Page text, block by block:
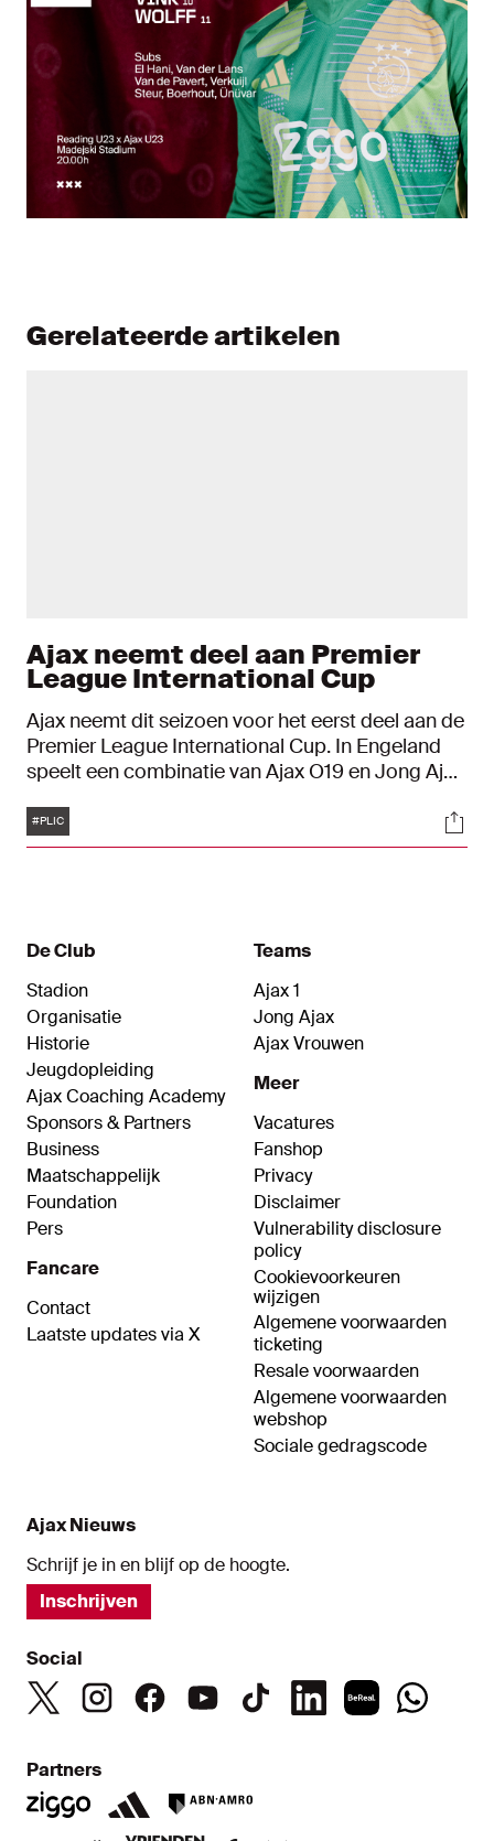
Gerelateerde artikelen
Ajax neemt deel aan Premier
League International Cup
Ajax neemt dit seizoen voor het eerst deel aan de
Premier League International Cup. In Engeland
speelt een combinatie van Ajax O19 en Jong Ajax
Reading FC, Nottingham Forest, Wolverhampton
Wanderers FC en Tottenham Hotspur.
Tags
#PLIC
De Club
Stadion
Organisatie
Historie
Jeugdopleiding
Ajax Coaching Academy
Sponsors & Partners
Business
Maatschappelijk
Foundation
Pers
Fancare
Contact
Laatste updates via X
Teams
Ajax 1
Jong Ajax
Ajax Vrouwen
Meer
Vacatures
Fanshop
Privacy
Disclaimer
Vulnerability disclosure
policy
Cookievoorkeuren
wijzigen
Algemene voorwaarden
ticketing
Resale voorwaarden
Algemene voorwaarden
webshop
Sociale gedragscode
Ajax Nieuws
Schrijf je in en blijf op de hoogte.
Inschrijven
Social
Partners